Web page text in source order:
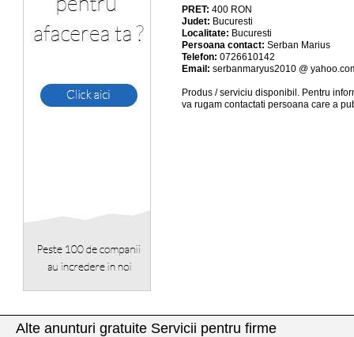
PRET: 400 RON
Judet: Bucuresti
Localitate: Bucuresti
Persoana contact: Serban Marius
Telefon: 0726610142
Email: serbanmaryus2010 @
Produs / serviciu disponibil . Pentru
va rugam contactati persoana care a
Alte anunturi gratuite Servicii pentru firme